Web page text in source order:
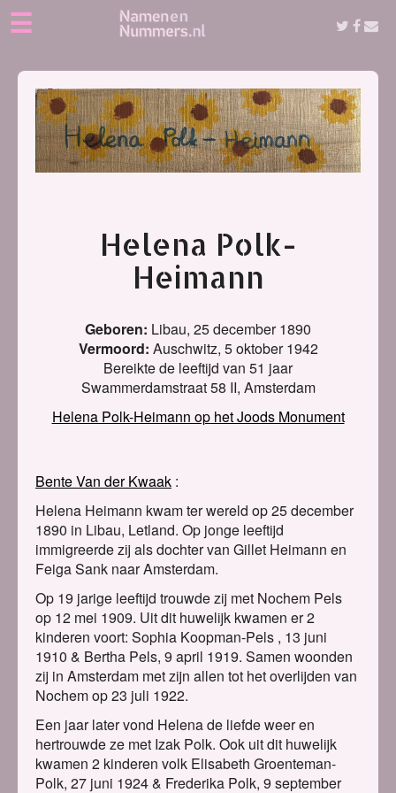
☰
Helena Polk-
Heimann
Geboren: Libau, 25 december 1890
Vermoord: Auschwitz, 5 oktober 1942
Bereikte de leeftijd van 51 jaar
Swammerdamstraat 58 II, Amsterdam
Helena Polk-Heimann op het Joods Monument
Bente Van der Kwaak
Helena Heimann kwam ter wereld op 25 december
1890 in Libau, Letland. Op jonge leeftijd
immigreerde zij als dochter van Gillet Heimann en
Feiga Sank naar Amsterdam.
Op 19 jarige leeftijd trouwde zij met Nochem Pels
op 12 mei 1909. Uit dit huwelijk kwamen er 2
kinderen voort: Sophia Koopman-Pels , 13 juni
1910 & Bertha Pels, 9 april 1919. Samen woonden
zij in Amsterdam met zijn allen tot het overlijden van
Nochem op 23 juli 1922.
Een jaar later vond Helena de liefde weer en
hertrouwde ze met Izak Polk. Ook uit dit huwelijk
kwamen 2 kinderen volk Elisabeth Groenteman-
Polk, 27 juni 1924 & Frederika Polk, 9 september